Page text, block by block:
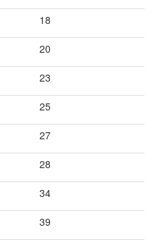
18
20
23
25
27
28
34
39